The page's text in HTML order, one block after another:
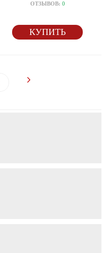
ОТЗЫВОВ: 0
КУПИТЬ